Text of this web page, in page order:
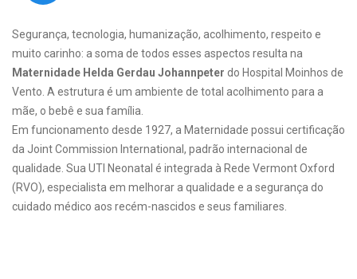
Segurança, tecnologia, humanização, acolhimento, respeito e
muito carinho: a soma de todos esses aspectos resulta na
Maternidade Helda Gerdau Johannpeter do Hospital Moinhos de
Vento. A estrutura é um ambiente de total acolhimento para a
mãe, o bebê e sua família.
Em funcionamento desde 1927, a Maternidade possui certificação
da Joint Commission International, padrão internacional de
qualidade. Sua UTI Neonatal é integrada à Rede Vermont Oxford
(RVO), especialista em melhorar a qualidade e a segurança do
cuidado médico aos recém-nascidos e seus familiares.